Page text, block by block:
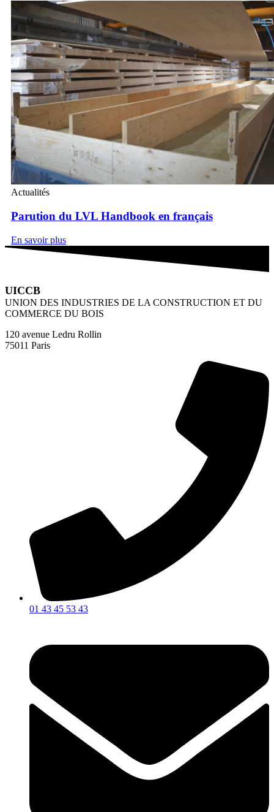
Actualités
Parution du LVL Handbook en français
En savoir plus
UICCB
UNION DES INDUSTRIES DE LA CONSTRUCTION ET DU
COMMERCE DU BOIS
120 avenue Ledru Rollin
75011 Paris
01 43 45 53 43